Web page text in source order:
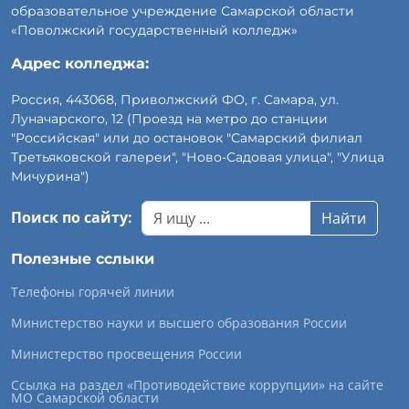
образовательное учреждение Самарской области
«Поволжский государственный колледж»
Адрес колледжа:
Россия, 443068, Приволжский ФО, г. Самара, ул.
Луначарского, 12 (Проезд на метро до станции
"Российская" или до остановок "Самарский филиал
Третьяковской галереи", "Ново-Садовая улица", "Улица
Мичурина")
Поиск по сайту: Найти
Полезные сслыки
Телефоны горячей линии
Министерство науки и высшего образования России
Министерство просвещения России
Ссылка на раздел «Противодействие коррупции» на сайте
МО Самарской области